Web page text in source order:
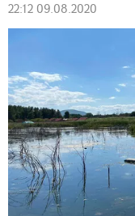
22:12 09.08.2020